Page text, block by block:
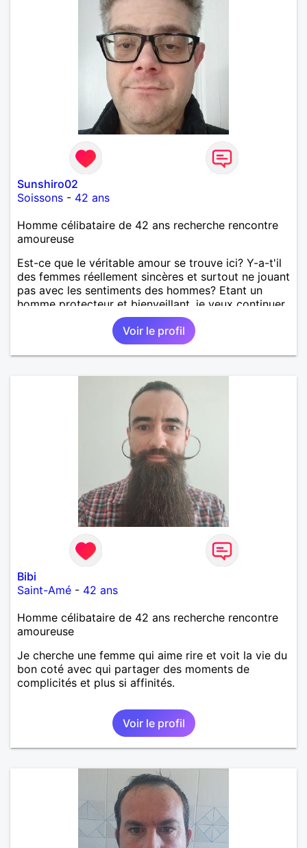
Sunshiro02
Soissons - 42 ans
Homme célibataire de 42 ans recherche rencontre
amoureuse
Est-ce que le véritable amour se trouve ici? Y-a-t'il
des femmes réellement sincères et surtout ne jouant
pas avec les sentiments des hommes? Etant un
homme protecteur et bienveillant, je veux continuer
d'y croire et pouvoir enfin former la petite famille
que je désir temps. Faux profil, profiteuse et autres
joyeuseté passer votre chemin, vous ne
m'intéressez pas du tout!
Voir le profil
Bibi
Saint-Amé - 42 ans
Homme célibataire de 42 ans recherche rencontre
amoureuse
Je cherche une femme qui aime rire et voit la vie du
bon coté avec qui partager des moments de
complicités et plus si affinités.
Voir le profil